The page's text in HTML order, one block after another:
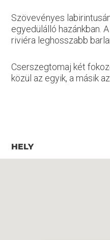
Szövevényes
egyedülálló hazánkban.
riviéra leghosszabb
Cserszegtomaj két
közül az egyik, a másik
HELY